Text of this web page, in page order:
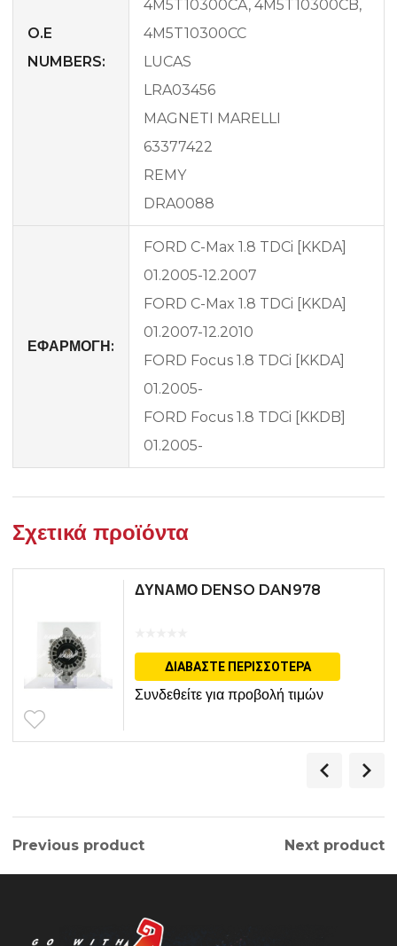
O.E
NUMBERS:
4M5T10300CA, 4M5T10300CB,
4M5T10300CC
LUCAS
LRA03456
MAGNETI MARELLI
63377422
REMY
DRA0088
ΕΦΑΡΜΟΓΗ:
FORD C-Max 1.8 TDCi [KKDA]
01.2005-12.2007
FORD C-Max 1.8 TDCi [KKDA]
01.2007-12.2010
FORD Focus 1.8 TDCi [KKDA]
01.2005-
FORD Focus 1.8 TDCi [KKDB]
01.2005-
Σχετικά προϊόντα
ΔΥΝΑΜΟ DENSO DAN978
ΔΙΑΒΆΣΤΕ ΠΕΡΙΣΣΌΤΕΡΑ
Συνδεθείτε για προβολή τιμών
Previous product Next product